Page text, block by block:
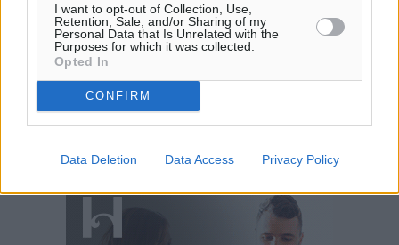
I want to opt-out of Collection, Use,
Retention, Sale, and/or Sharing of my
Personal Data that Is Unrelated with the
Purposes for which it was collected.
Opted In
CONFIRM
Data Deletion Data Access Privacy Policy